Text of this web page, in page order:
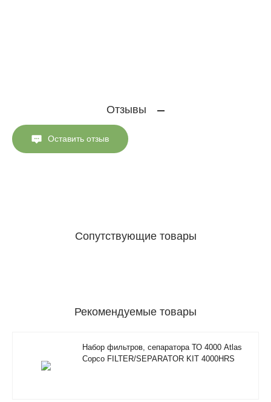
Отзывы
Оставить отзыв
Сопутствующие товары
Рекомендуемые товары
Набор фильтров, сепаратора ТО 4000 Atlas
Copco FILTER/SEPARATOR KIT 4000HRS